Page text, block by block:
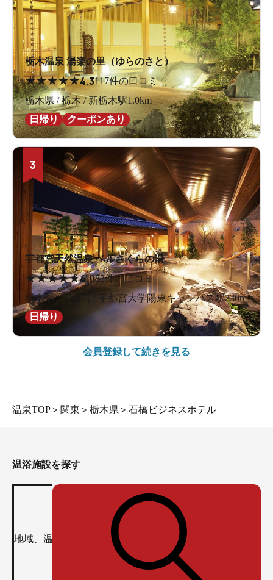
栃木温泉 湯楽の里（ゆらのさと）
★★★★★4.3117件の口コミ
栃木県 / 栃木 / 新栃木駅1.0km
日帰り
クーポンあり
3
宇都宮天然温泉 ベルさくらの湯
★★★★★4.083件の口コミ
栃木県 / 宇都宮 / 宇都宮大学陽東キャンパス駅230m
日帰り
会員登録して続きを見る
温泉TOP ＞ 関東 ＞ 栃木県 ＞ 石橋ビジネスホテル
温浴施設を探す